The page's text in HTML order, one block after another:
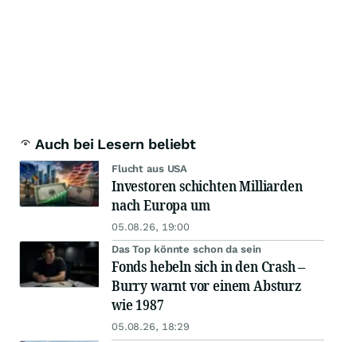
Auch bei Lesern beliebt
Flucht aus USA
Investoren schichten Milliarden
nach Europa um
05.08.26, 19:00
Das Top könnte schon da sein
Fonds hebeln sich in den Crash –
Burry warnt vor einem Absturz
wie 1987
05.08.26, 18:29